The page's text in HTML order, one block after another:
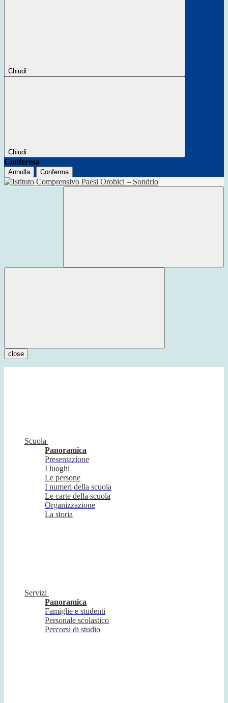
Chiudi
Chiudi
Conferma
Annulla Conferma
close
Scuola
Panoramica
Presentazione
I luoghi
Le persone
I numeri della scuola
Le carte della scuola
Organizzazione
La storia
Servizi
Panoramica
Famiglie e studenti
Personale scolastico
Percorsi di studio